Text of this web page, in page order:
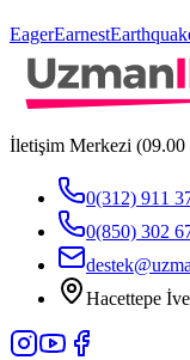
EagerEarnest
İletişim Merkezi (09.00
0(312) 911
0(850) 302
Hacettepe